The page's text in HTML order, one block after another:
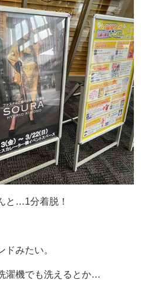
と…1分着脱！
みたい。
濯機でも洗えるとか…